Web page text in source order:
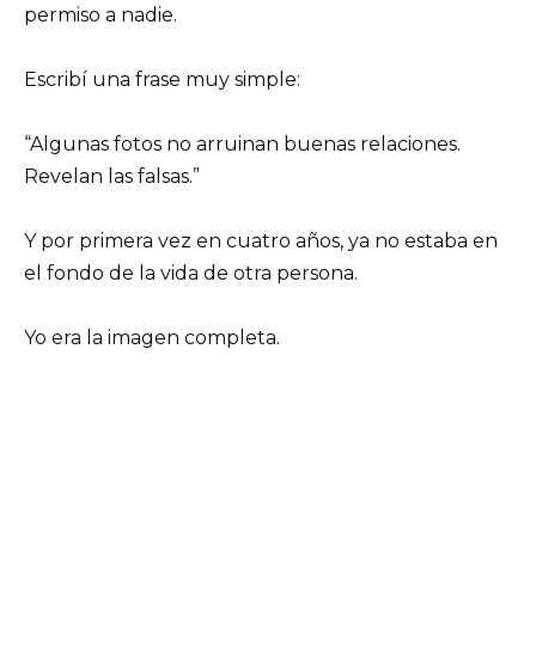
permiso a nadie.
Escribí una frase muy simple:
“Algunas fotos no arruinan buenas relaciones.
Revelan las falsas.”
Y por primera vez en cuatro años, ya no estaba en
el fondo de la vida de otra persona.
Yo era la imagen completa.